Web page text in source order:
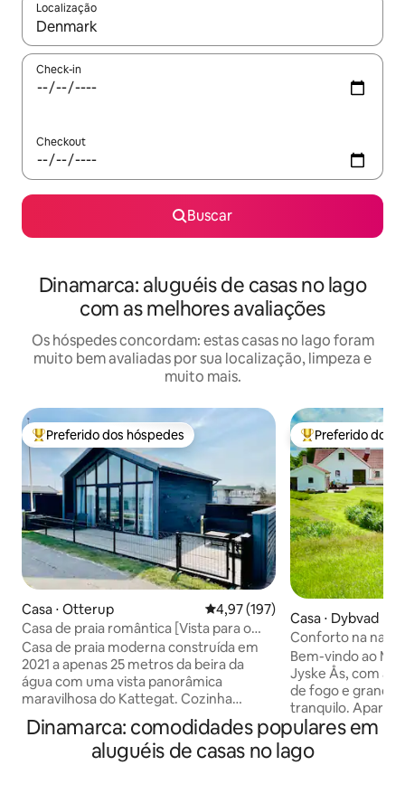
Localização
Quando os resultados estiverem disponíveis, explore-os
Check-in
Checkout
Buscar
Dinamarca: aluguéis de casas no lago
com as melhores avaliações
Os hóspedes concordam: estas casas no lago foram
muito bem avaliadas por sua localização, limpeza e
muito mais.
Entre os melhores preferidos dos hóspedes
Preferido dos hóspedes
Casa ⋅ Otterup 4,97 de uma avaliação média de
4,97 (197)
Casa de praia romântica [Vista para o
mar na 1ª fileira]
Casa de praia moderna construída em
2021 a apenas 25 metros da beira da
água com uma vista panorâmica
maravilhosa do Kattegat. Cozinha
completa e mobiliário moderno.
Estacionamento gratuito em frente à
para crianças e fica a 10 minutos da
Entre os
Preferido dos
Casa ⋅ Dybvad
Conforto na
ao ar livre
Bem-vindo ao
Jyske Ås, com
de fogo e grande
tranquilo.
recém-
em uma
localização
Dinamarca: comodidades populares em
aluguéis de casas no lago